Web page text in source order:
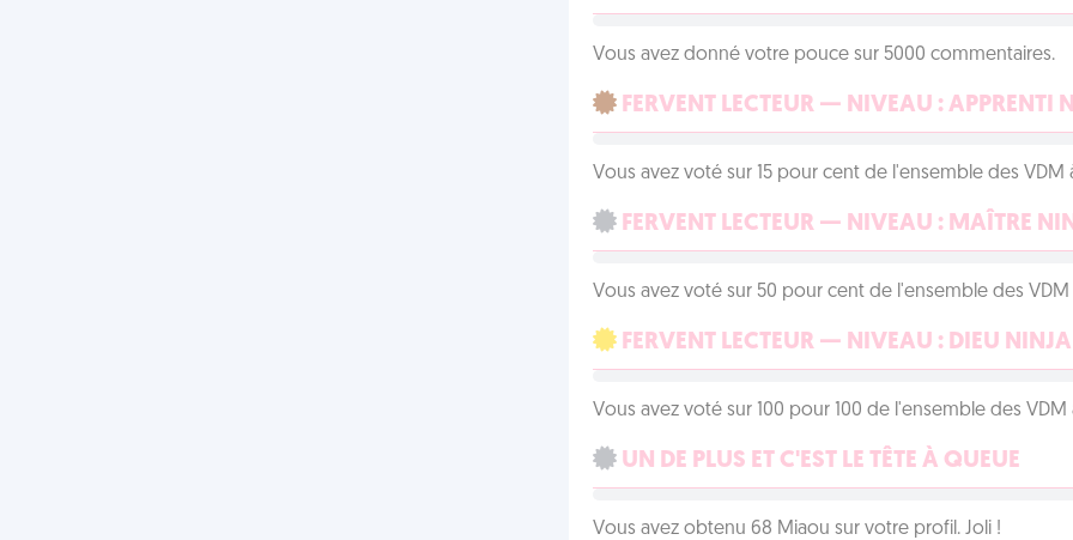
Vous avez donné votre pouce sur 5000 commentaires.
FERVENT LECTEUR — NIVEAU : APPRENTI
Vous avez voté sur 15 pour cent de l'ensemble des VDM
FERVENT LECTEUR — NIVEAU : MAÎTRE
Vous avez voté sur 50 pour cent de l'ensemble des VDM
FERVENT LECTEUR — NIVEAU : DIEU NINJA
Vous avez voté sur 100 pour 100 de l'ensemble des VDM
UN DE PLUS ET C'EST LE TÊTE À QUEUE
Vous avez obtenu 68 Miaou sur votre profil. Joli !